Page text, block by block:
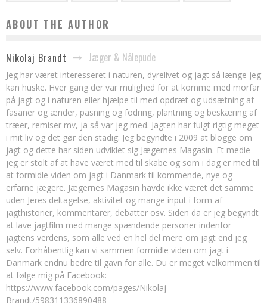
ABOUT THE AUTHOR
Nikolaj Brandt Jæger & Nålepude
Jeg har været interesseret i naturen, dyrelivet og jagt så længe jeg
kan huske. Hver gang der var mulighed for at komme med morfar
på jagt og i naturen eller hjælpe til med opdræt og udsætning af
fasaner og ænder, pasning og fodring, plantning og beskæring af
træer, remiser mv, ja så var jeg med. Jagten har fulgt rigtig meget
i mit liv og det gør den stadig. Jeg begyndte i 2009 at blogge om
jagt og dette har siden udviklet sig Jægernes Magasin. Et medie
jeg er stolt af at have været med til skabe og som i dag er med til
at formidle viden om jagt i Danmark til kommende, nye og
erfarne jægere. Jægernes Magasin havde ikke været det samme
uden Jeres deltagelse, aktivitet og mange input i form af
jagthistorier, kommentarer, debatter osv. Siden da er jeg begyndt
at lave jagtfilm med mange spændende personer indenfor
jagtens verdens, som alle ved en hel del mere om jagt end jeg
selv. Forhåbentlig kan vi sammen formidle viden om jagt i
Danmark endnu bedre til gavn for alle. Du er meget velkommen til
at følge mig på Facebook:
https://www.facebook.com/pages/Nikolaj-
Brandt/598311336890488